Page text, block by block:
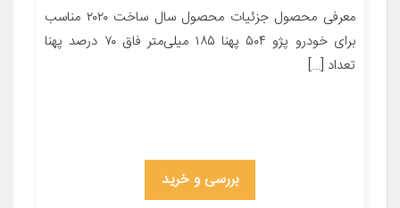
معرفی محصول جزئیات محصول سال ساخت ۲۰۲۰ مناسب
برای خودرو پژو ۵۰۴ پهنا ۱۸۵ میلی‌متر فاق ۷۰ درصد پهنا
تعداد […]
بررسی و خرید